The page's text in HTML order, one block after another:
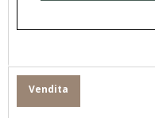
Vendita